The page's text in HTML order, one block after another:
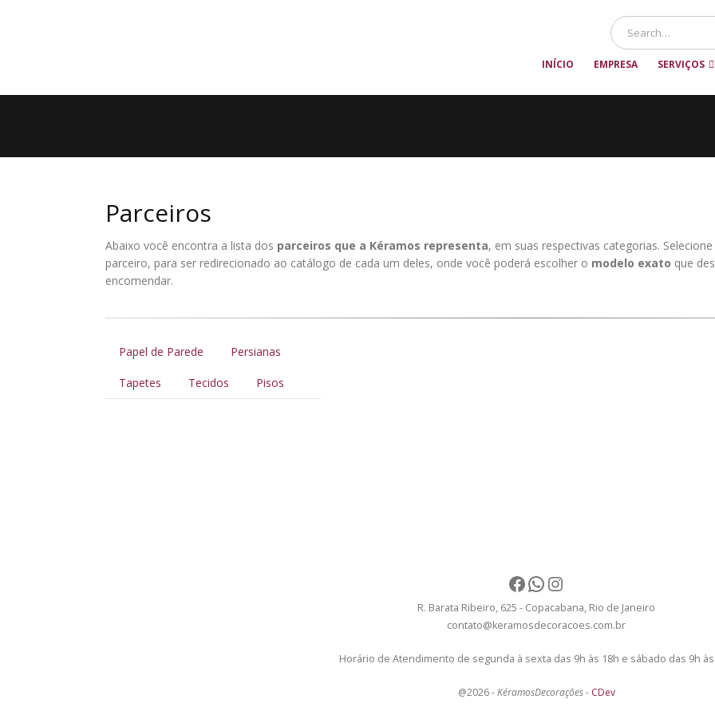
INÍCIO EMPRESA SERVIÇOS
Parceiros
Abaixo você encontra a lista dos parceiros que a Kéramos representa, em suas respectivas categorias.
parceiro, para ser redirecionado ao catálogo de cada um deles, onde você poderá escolher o modelo exato que
encomendar.
Papel de Parede Persianas
Tapetes Tecidos Pisos
Facebook
WhatsApp
Instagram
R. Barata Ribeiro, 625 - Copacabana, Rio de Janeiro
contato@keramosdecoracoes.com.br
Horário de Atendimento de segunda à sexta das 9h às 18h e sábado das 9h
@2026 -KéramosDecorações- CDev